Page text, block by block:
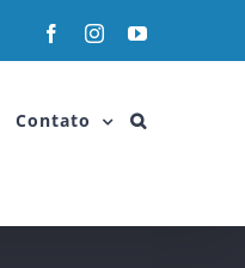
Contato